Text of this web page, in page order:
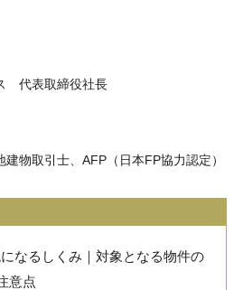
代表取締役社長
物取引士、AFP（日本FP協力認定）
なるしくみ｜対象となる物件の
意点